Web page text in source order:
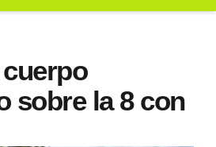
sobre la 8 con